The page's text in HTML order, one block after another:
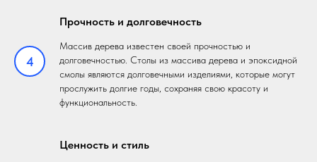
4
Прочность и долговечность
Массив дерева известен своей прочностью и
долговечностью. Столы из массива дерева и эпоксидной
смолы являются долговечными изделиями, которые могут
прослужить долгие годы, сохраняя свою красоту и
функциональность.
Ценность и стиль